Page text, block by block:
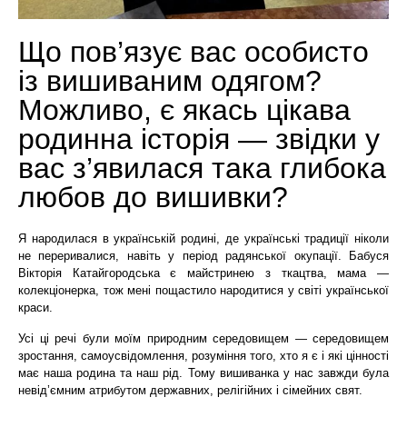
Що пов’язує вас особисто
із вишиваним одягом?
Можливо, є якась цікава
родинна історія — звідки у
вас з’явилася така глибока
любов до вишивки?
Я народилася в українській родині, де українські традиції ніколи
не переривалися, навіть у період радянської окупації. Бабуся
Вікторія Катайгородська є майстринею з ткацтва, мама —
колекціонерка, тож мені пощастило народитися у світі української
краси.
Усі ці речі були моїм природним середовищем — середовищем
зростання, самоусвідомлення, розуміння того, хто я є і які цінності
має наша родина та наш рід. Тому вишиванка у нас завжди була
невід’ємним атрибутом державних, релігійних і сімейних свят.